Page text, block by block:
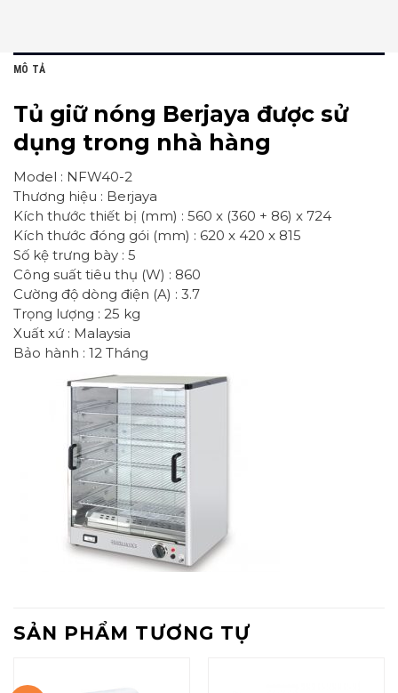
MÔ TẢ
Tủ giữ nóng Berjaya được sử
dụng trong nhà hàng
Model : NFW40-2
Thương hiệu : Berjaya
Kích thước thiết bị (mm) : 560 x (360 + 86) x 724
Kích thước đóng gói (mm) : 620 x 420 x 815
Số kệ trưng bày : 5
Công suất tiêu thụ (W) : 860
Cường độ dòng điện (A) : 3.7
Trọng lượng : 25 kg
Xuất xứ : Malaysia
Bảo hành : 12 Tháng
SẢN PHẨM TƯƠNG TỰ